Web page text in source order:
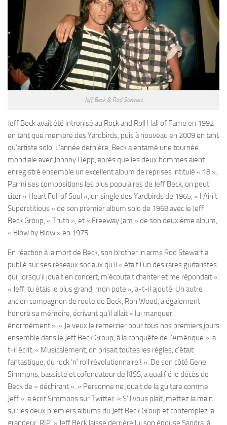
Jeff Beck & Rod Stewart
Jeff Beck avait été intronisé au Rock and Roll Hall of Fame en 1992
en tant que membre des Yardbirds, puis à nouveau en 2009 en tant
qu’artiste solo. L’année dernière, Beck a entamé une tournée
mondiale avec Johnny Depp, après que les deux hommes aient
enregistré ensemble un excellent album de reprises intitulé « 18 ».
Parmi ses compositions les plus populaires de Jeff Beck, on peut
citer « Heart Full of Soul », un single des Yardbirds de 1965, « I Ain’t
Superstitious » de son premier album solo de 1968 avec le Jeff
Beck Group, « Truth », et « Freeway Jam » de son deuxième album,
« Blow by Blow » en 1975.
En réaction à la mort de Beck, son brother in arms Rod Stewart a
publié sur ses réseaux sociaux qu’il « était l’un des rares guitaristes
qui, lorsqu’il jouait en concert, m’écoutait chanter et me répondait ».
« Jeff, tu étais le plus grand, mon pote », a-t-il ajouté. Un autre
ancien compagnon de route de Beck, Ron Wood, a également
honoré sa mémoire, écrivant qu’il allait « lui manquer
énormément ». « Je veux le remercier pour tous nos premiers jours
ensemble dans le Jeff Beck Group, à la conquête de l’Amérique », a-
t-il écrit. « Musicalement, on brisait toutes les règles, c’était
fantastique, du rock ‘n’ roll révolutionnaire ! ». De son côté Gene
Simmons, bassiste et cofondateur de KISS, a qualifié le décès de
Beck de « déchirant ». « Personne ne jouait de la guitare comme
Jeff », a écrit Simmons sur Twitter. « S’il vous plaît, mettez la main
sur les deux premiers albums du Jeff Beck Group et contemplez la
grandeur. RIP. » Jeff Beck laisse derrière lui son épouse Sandra, à